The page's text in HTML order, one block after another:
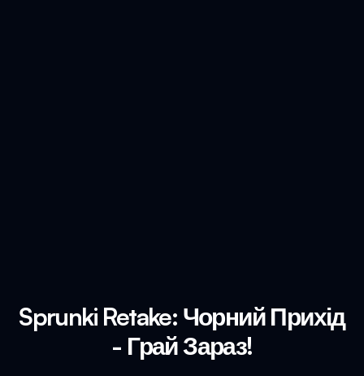
Sprunki Retake: Чорний Прихід
- Грай Зараз!